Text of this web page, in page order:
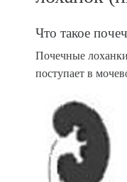
Что такое
Почечные
поступает в